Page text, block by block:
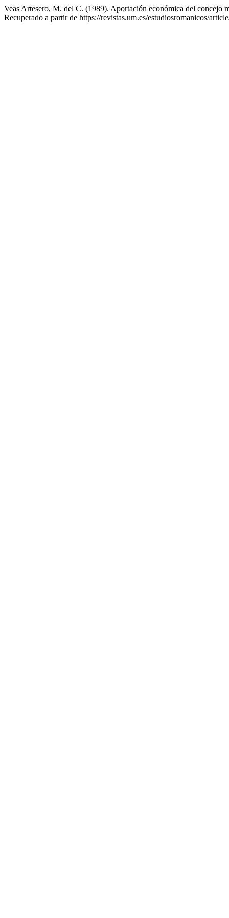
Veas Artesero, M. del C. (1989). Aportación económica del
Recuperado a partir de https://revistas.um.es/estudiosromanicos/